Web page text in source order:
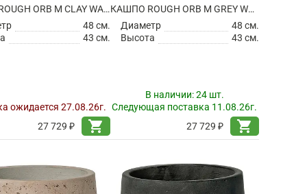
КАШПО ROUGH ORB M CLAY WASHED
48 см.
43 см.
ожидается 27.08.26г.
27 729 ₽
shopping_cart
КАШПО ROUGH ORB M GREY WASHED
Диаметр
48 см.
Высота
43 см.
В наличии:24 шт.
Следующая поставка 11.08.26г.
27 729 ₽
shopping_cart